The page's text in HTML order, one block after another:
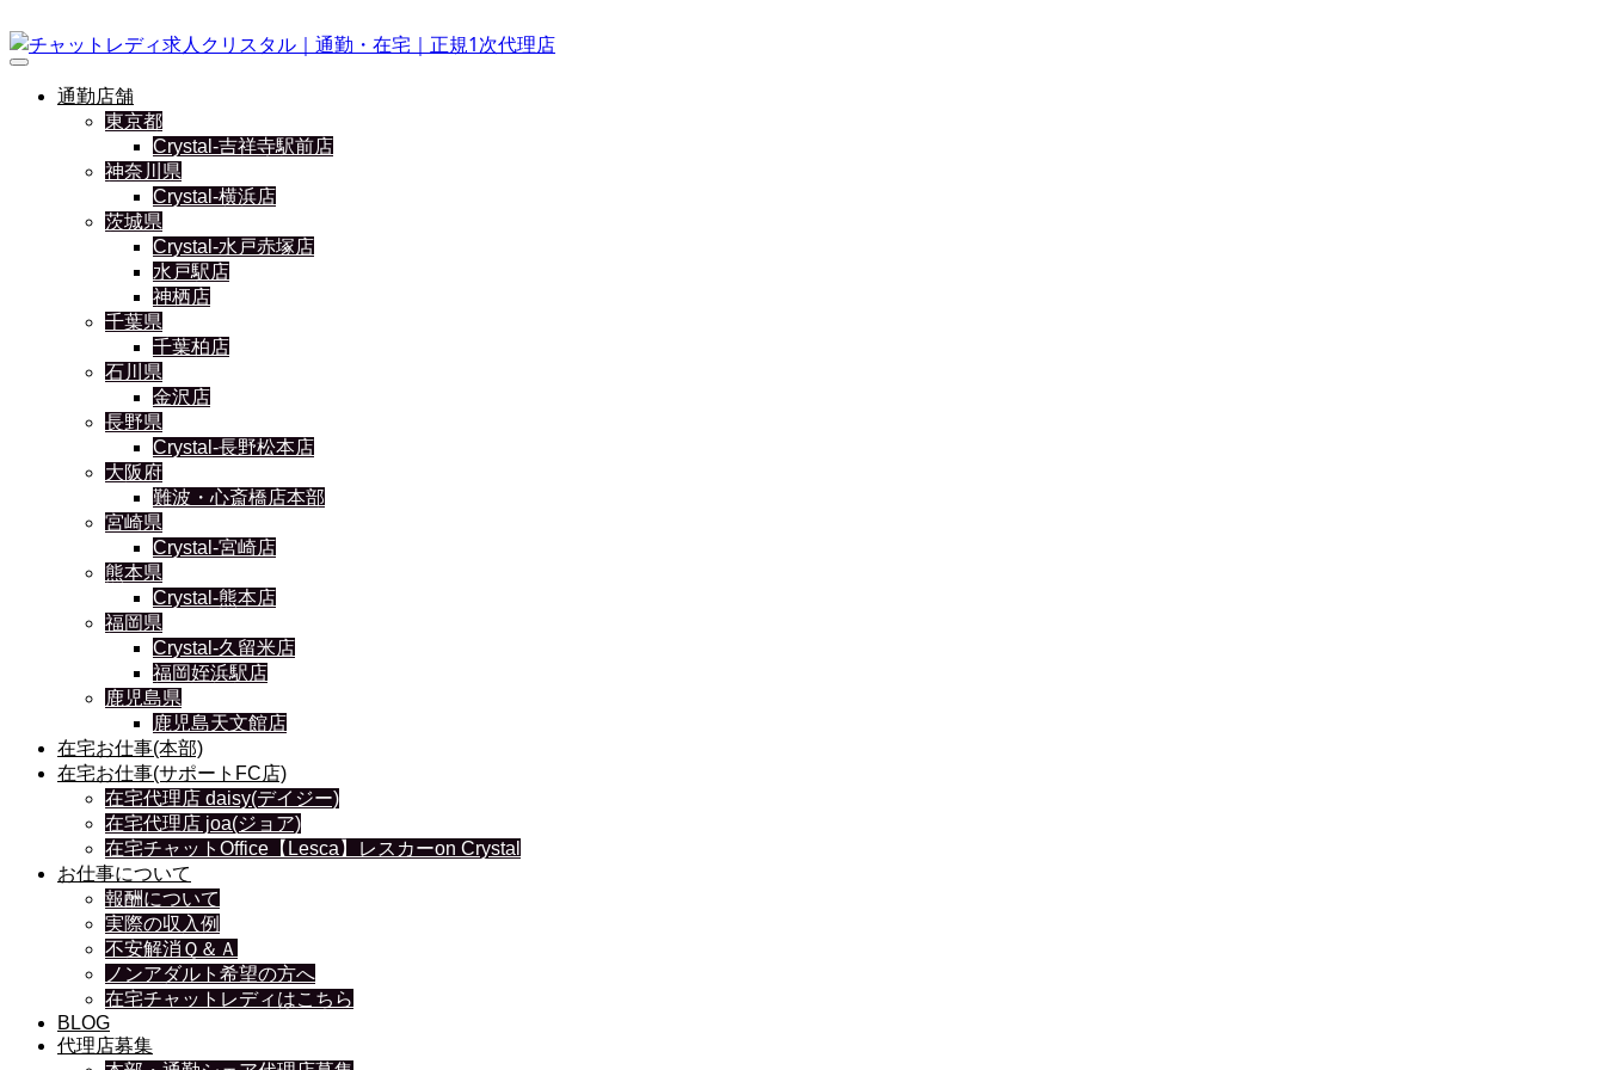
通勤店舗
東京都
Crystal-吉祥寺駅前店
神奈川県
Crystal-横浜店
茨城県
Crystal-水戸赤塚店
水戸駅店
神栖店
千葉県
千葉柏店
石川県
金沢店
長野県
Crystal-長野松本店
大阪府
難波・心斎橋店本部
宮崎県
Crystal-宮崎店
熊本県
Crystal-熊本店
福岡県
Crystal-久留米店
福岡姪浜駅店
鹿児島県
鹿児島天文館店
在宅お仕事(本部)
在宅お仕事(サポートFC店)
在宅代理店 daisy(デイジー)
在宅代理店 joa(ジョア)
在宅チャットOffice【Lesca】レスカーon Crystal
お仕事について
報酬について
実際の収入例
不安解消Ｑ＆Ａ
ノンアダルト希望の方へ
在宅チャットレディはこちら
BLOG
代理店募集